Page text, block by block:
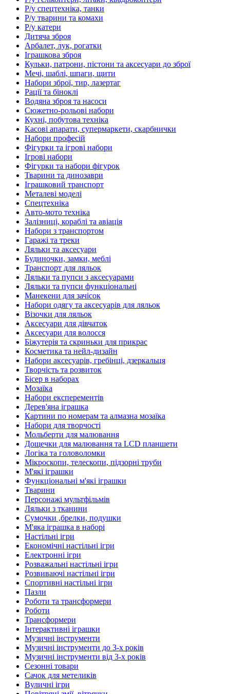
Р/у спецтехніка, танки
Р/у тварини та комахи
Р/у катери
Дитяча зброя
Арбалет, лук, рогатки
Іграшкова зброя
Кульки, патрони, пістони та аксесуари до зброї
Мечі, шаблі, шпаги, щити
Набори зброї, тир, лазертаг
Рації та біноклі
Водяна зброя та насоси
Сюжетно-рольові набори
Кухні, побутова техніка
Касові апарати, супермаркети, скарбнички
Набори професій
Фігурки та ігрові набори
Ігрові набори
Фігурки та набори фігурок
Тварини та динозаври
Іграшковий транспорт
Металеві моделі
Спецтехніка
Авто-мото техніка
Залізниці, кораблі та авіація
Набори з транспортом
Гаражі та треки
Ляльки та аксесуари
Будиночки, замки, меблі
Транспорт для ляльок
Ляльки та пупси з аксесуарами
Ляльки та пупси функціональні
Манекени для зачісок
Набори одягу та аксесуарів для ляльок
Візочки для ляльок
Аксесуари для дівчаток
Аксесуари для волосся
Біжутерія та скриньки для прикрас
Косметика та нейл-дизайн
Набори аксесуарів, гребінці, дзеркальця
Творчість та розвиток
Бісер в наборах
Мозаїка
Набори експерементів
Дерев'яна іграшка
Картини по номерам та алмазна мозаїка
Набори для творчості
Мольберти для малювання
Дощечки для малювання та LCD планшети
Логіка та головоломки
Мікроскопи, телескопи, підзорні труби
М'які іграшки
Функціональні м'які іграшки
Тварини
Персонажі мультфільмів
Ляльки з тканини
Сумочки ,брелки, подушки
М'яка іграшка в наборі
Настільні ігри
Економічні настільні ігри
Електронні ігри
Розважальні настільні ігри
Розвиваючі настільні ігри
Спортивні настільні ігри
Пазли
Роботи та трансформери
Роботи
Трансформери
Інтерактивні іграшки
Музичні інструменти
Музичні інструменти до 3-х років
Музичні інструменти від 3-х років
Сезонні товари
Сачок для метеликів
Вуличні ігри